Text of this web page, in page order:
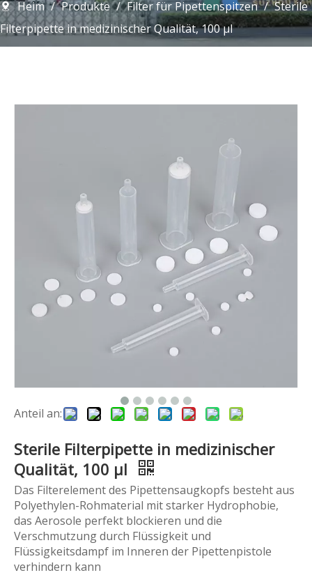
Heim / Produkte / Filter für Pipettenspitzen / Sterile
Filterpipette in medizinischer Qualität, 100 µl
Anteil an:
Sterile Filterpipette in medizinischer
Qualität, 100 µl
Das Filterelement des Pipettensaugkopfs besteht aus
Polyethylen-Rohmaterial mit starker Hydrophobie,
das Aerosole perfekt blockieren und die
Verschmutzung durch Flüssigkeit und
Flüssigkeitsdampf im Inneren der Pipettenpistole
verhindern kann